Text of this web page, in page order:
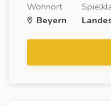
Wohnort
Beyern